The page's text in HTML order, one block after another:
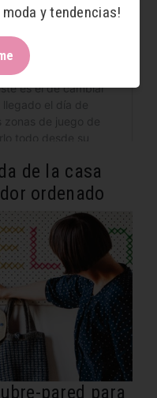
de la casa
ordenado
pared para
y tendencias!